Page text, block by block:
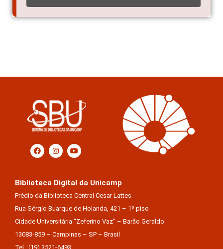
Biblioteca Digital da Unicamp
Prédio da Biblioteca Central Cesar Lattes
Rua Sérgio Buarque de Holanda, 421 – 1º piso
Cidade Universitária “Zeferino Vaz” – Barão Geraldo
13083-859 – Campinas – SP – Brasil
Tel.: (19) 3521-6493